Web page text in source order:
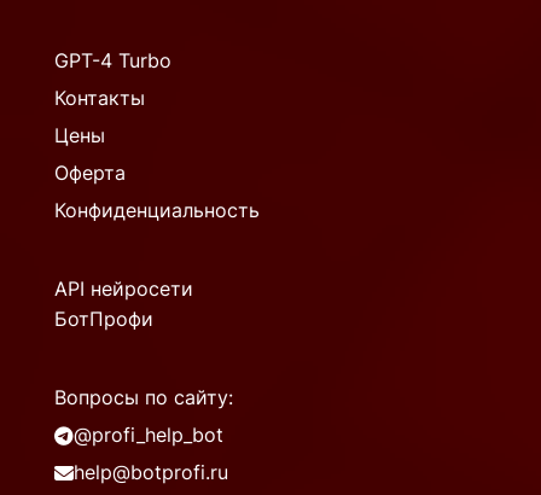
GPT-4 Turbo
Контакты
Цены
Оферта
Конфиденциальность
API нейросети
БотПрофи
Вопросы по сайту:
@profi_help_bot
help@botprofi.ru